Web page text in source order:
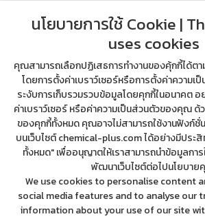
Address 999/99 Rama 9 Rd., Suanluang,
Thailand, 10250
tel. (662) 718-3994-9, (669)
contact@chemical-
นโยบายการใช้ Cookie |
uses cookies
คุณสามารถเลือกปฏิเสธการทำงานของคุ้กกี้ได้ต
โดยการตั้งค่าเบราว์เซอร์หรือการตั้งค่าความ
ระงับการเก็บรวมรวบข้อมูลโดยคุกกี้ในอนาคต
ค่าเบราว์เซอร์ หรือค่าความเป็นส่วนตัวของคุณ ด้
ของคุกกี้ทั้งหมด คุณอาจไม่สามารถใช้งานฟังก์ชั่
บนเว็บไซต์ chemical-plus.com ได้อย่างมีประ
ทั้งหมด" เพื่ออนุญาตให้เราสามารถนำข้อมูลการ
พัฒนาเว็บไซต์ต่อไปนโยบาย
We use cookies to personalise content
social media features and to analyse our
information about your use of our site